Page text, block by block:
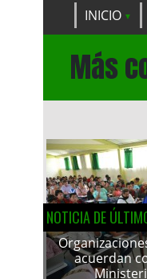
INICIO
Más
NOTICIA DE
acuerdan